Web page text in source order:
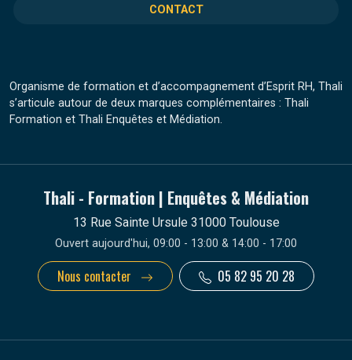
CONTACT
Organisme de formation et d’accompagnement d’Esprit RH, Thali
s’articule autour de deux marques complémentaires : Thali
Formation et Thali Enquêtes et Médiation.
Thali - Formation | Enquêtes & Médiation
13 Rue Sainte Ursule 31000 Toulouse
Ouvert aujourd'hui, 09:00 - 13:00 & 14:00 - 17:00
Nous contacter 05 82 95 20 28